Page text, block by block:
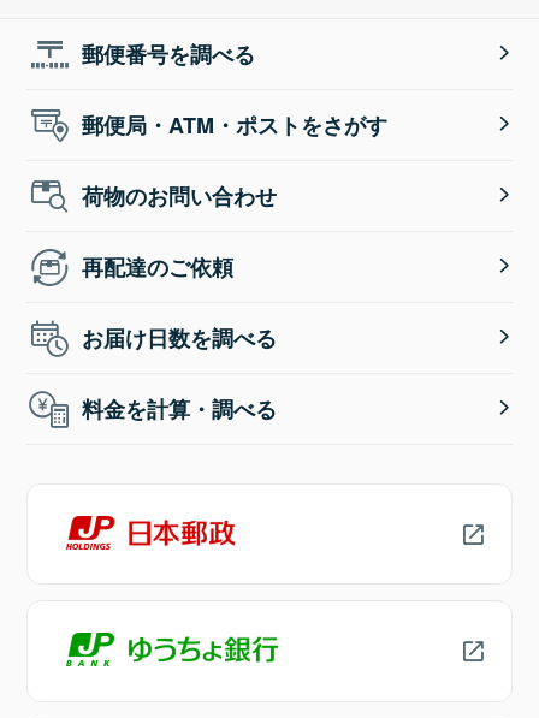
郵便番号を調べる
郵便局・ATM・ポストをさがす
荷物のお問い合わせ
再配達のご依頼
お届け日数を調べる
料金を計算・調べる